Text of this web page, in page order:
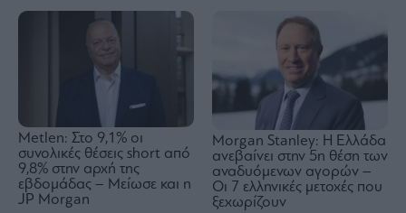
Metlen: Στο 9,1% οι
συνολικές θέσεις short από
9,8% στην αρχή της
εβδομάδας – Μείωσε και η
JP Morgan
Morgan Stanley: Η Ελλάδα
ανεβαίνει στην 5η θέση των
αναδυόμενων αγορών –
Οι 7 ελληνικές μετοχές που
ξεχωρίζουν